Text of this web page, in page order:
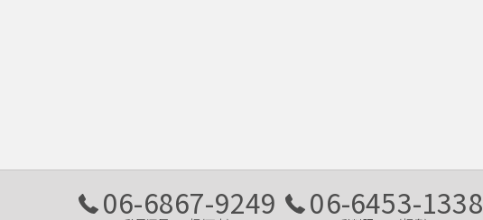
06-6867-9249 06-6453-1338